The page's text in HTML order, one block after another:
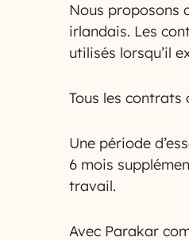
Nous proposons
irlandais. Les
utilisés lorsqu’il
Tous les
Une période
6 mois
travail.
Avec Parakar